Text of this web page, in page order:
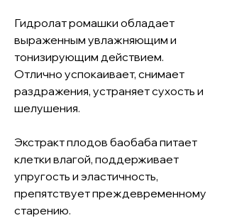
Гидролат ромашки обладает
выраженным увлажняющим и
тонизирующим действием.
Отлично успокаивает, снимает
раздражения, устраняет сухость и
шелушения.
Экстракт плодов баобаба питает
клетки влагой, поддерживает
упругость и эластичность,
препятствует преждевременному
старению.